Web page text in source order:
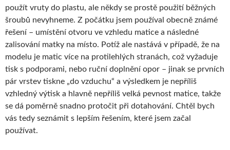
použít vruty do plastu, ale někdy se prostě použití běžných
šroubů nevyhneme. Z počátku jsem používal obecně známé
řešení – umístění otvoru ve vzhledu matice a následné
zalisování matky na místo. Potíž ale nastává v případě, že na
modelu je matic více na protilehlých stranách, což vyžaduje
tisk s podporami, nebo ruční doplnění opor – jinak se prvních
pár vrstev tiskne „do vzduchu“ a výsledkem je nepříliš
vzhledný výtisk a hlavně nepříliš velká pevnost matice, takže
se dá poměrně snadno protočit při dotahování. Chtěl bych
vás tedy seznámit s lepším řešením, které jsem začal
používat.